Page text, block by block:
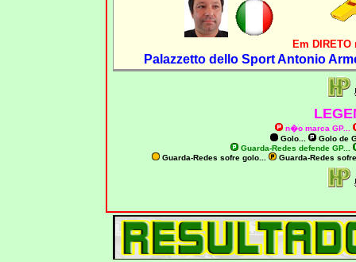
Em DIRETO
Palazzetto dello Sport Antonio
n�o marca GP...
Golo...
Golo de
Guarda-Redes defende GP...
Guarda-Redes sofre golo...
Guarda-Redes